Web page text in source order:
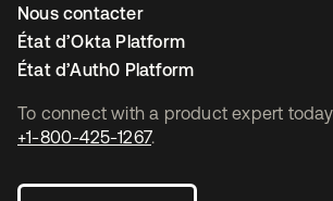
To connect with a product expert
+1-800-425-1267.
Nous contacter
État d’Okta Platform
État d’Auth0 Platform